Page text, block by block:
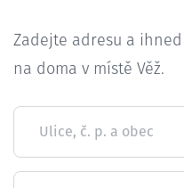
Zadejte adresu a
na doma v místě Věž.
Ulice, č. p. a obec